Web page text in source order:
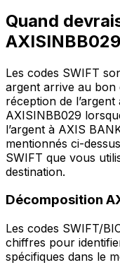
Quand
Les codes SWIFT
argent arrive au bon
réception de
AXISINBB029
l’argent à AXIS
mentionnés ci-
SWIFT que vous
destination.
Décomposition
Les codes SWIFT/
chiffres pour
spécifiques dans le